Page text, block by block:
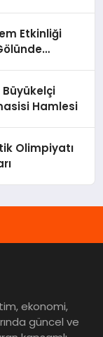
Etkinliği
Büyükelçi
Hamlesi
Olimpiyatı
ekonomi,
güncel ve